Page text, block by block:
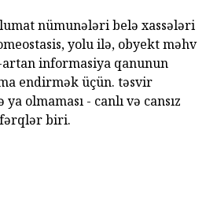
nümunələri belə xassələri
yolu ilə, obyekt məhv
informasiya qanunun
endirmək üçün. təsvir
olmaması - canlı və cansız
fərqlər biri.